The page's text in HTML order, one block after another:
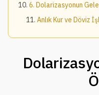
6. Dolarizasyonun
Anlık Kur ve Döviz